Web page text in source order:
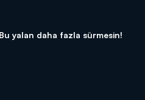
Bu yalan daha fazla sürmesin!